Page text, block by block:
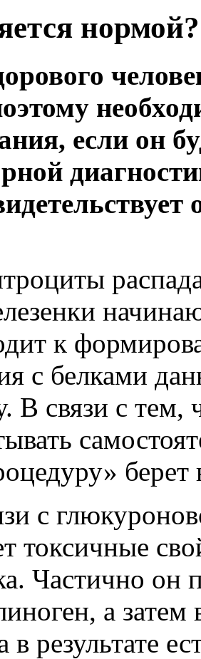
нормой?
если он
к
с белками
В связи с тем,
берет
с
токсичные
Частично он
а
в результате